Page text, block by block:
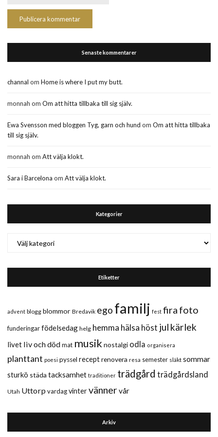
Senaste kommentarer
channal om Home is where I put my butt.
monnah om Om att hitta tillbaka till sig själv.
Ewa Svensson med bloggen Tyg, garn och hund om Om att hitta tillbaka
till sig själv.
monnah om Att välja klokt.
Sara i Barcelona om Att välja klokt.
Kategorier
Etiketter
advent blogg blommor Bredavik ego familj fest fira foto
funderingarfödelsedag helg hemma hälsa höst jul kärlek
livet liv och dödmat musiknostalgi odla organisera
planttant poesi pyssel receptrenovera resa semester släkt sommar
sturkö städa tacksamhet traditioner trädgård trädgårdsland
Utah Uttorp vardagvintervänner vår
Arkiv